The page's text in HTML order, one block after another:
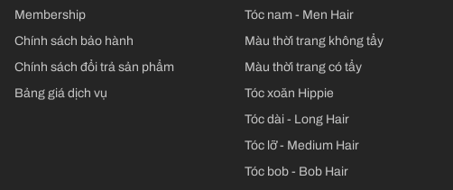
Membership
Chính sách bảo hành
Chính sách đổi trả sản phẩm
Bảng giá dịch vụ
Tóc nam - Men Hair
Màu thời trang không tẩy
Màu thời trang có tẩy
Tóc xoăn Hippie
Tóc dài - Long Hair
Tóc lỡ - Medium Hair
Tóc bob - Bob Hair